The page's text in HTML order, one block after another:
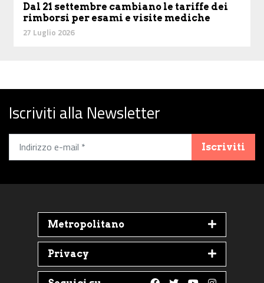
Dal 21 settembre cambiano le tariffe dei
rimborsi per esami e visite mediche
27 Luglio 2026
Iscriviti alla Newsletter
Iscriviti
Metropolitano
Privacy